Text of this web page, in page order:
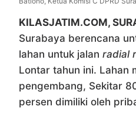
KILASJATIM.COM,
Surabaya berencana
lahan untuk jalan radial
Lontar tahun ini. Lahan
pengembang, Sekitar
persen dimiliki oleh